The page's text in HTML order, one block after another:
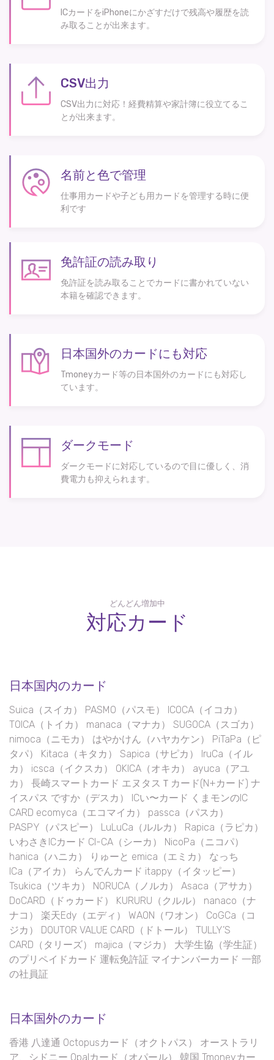
ICカードをiPhoneにかざすだけで残高や履歴を読
み取ることが出来ます。
CSV出力
CSV出力に対応！経費精算や家計簿に役立てるこ
とが出来ます。
名前と色で管理
仕事用カードや子ども用カードを管理する時に便
利です
免許証の読み取り
免許証を読み取ることでカードに書かれていない
本籍を確認できます。
日本国外のカードにも対応
Tmoneyカード等の日本国外のカードにも対応し
ています。
ダークモード
ダークモードに対応しているので目に優しく、消
費電力も抑えられます。
どんどん増加中
対応カード
日本国内のカード
Suica（スイカ） PASMO（パスモ） ICOCA（イコカ）
TOICA（トイカ） manaca（マナカ） SUGOCA（スゴカ）
nimoca（ニモカ） はやかけん（ハヤカケン） PiTaPa（ピ
タパ） Kitaca（キタカ） Sapica（サピカ） IruCa（イル
カ） icsca（イクスカ） OKICA（オキカ） ayuca（アユ
カ） 長崎スマートカード エヌタスＴカード(N+カード) ナ
イスパス ですか（デスカ） ICい〜カード くまモンのIC
CARD ecomyca（エコマイカ） passca（パスカ）
PASPY（パスピー） LuLuCa（ルルカ） Rapica（ラピカ）
いわさきICカード CI-CA（シーカ） NicoPa（ニコパ）
hanica（ハニカ） りゅーと emica（エミカ） なっち
ICa（アイカ） らんでんカード itappy（イタッピー）
Tsukica（ツキカ） NORUCA（ノルカ） Asaca（アサカ）
DoCARD（ドゥカード） KURURU（クルル） nanaco（ナ
ナコ） 楽天Edy（エディ） WAON（ワオン） CoGCa（コ
ジカ） DOUTOR VALUE CARD（ドトール） TULLY’S
CARD（タリーズ） majica（マジカ） 大学生協（学生証）
のプリペイドカード 運転免許証 マイナンバーカード 一部
の社員証
日本国外のカード
香港 八達通 Octopusカード（オクトパス） オーストラリ
ア、シドニー Opalカード（オパール） 韓国 Tmoneyカー